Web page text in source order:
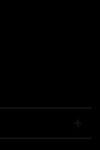
apkārtmērs 92